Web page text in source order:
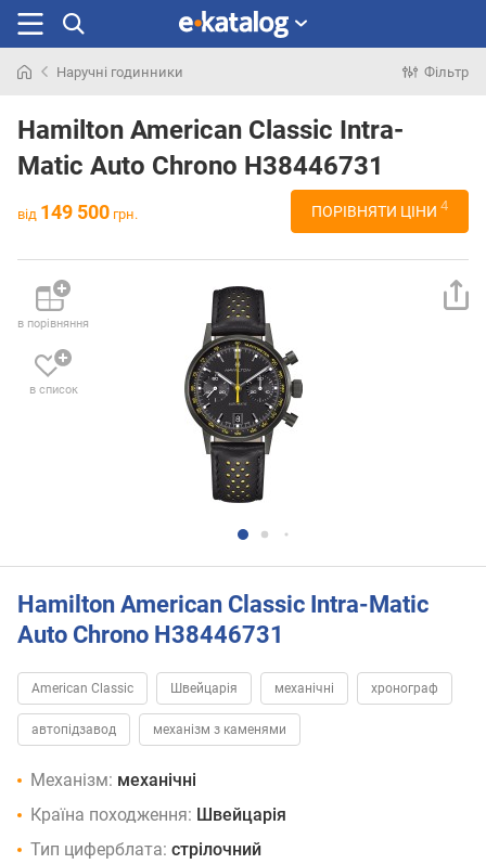
раніше
Наручні годинники Фільтр
Hamilton American Classic Intra-
Matic Auto Chrono H38446731
від 149 500 грн. ПОРІВНЯТИ ЦІНИ 4
в порівняння
в список
Hamilton American Classic Intra-Matic
Auto Chrono H38446731
American Classic Швейцарія механічні хронограф
автопідзавод механізм з каменями
Механізм: механічні
Країна походження: Швейцарія
Тип циферблата: стрілочний